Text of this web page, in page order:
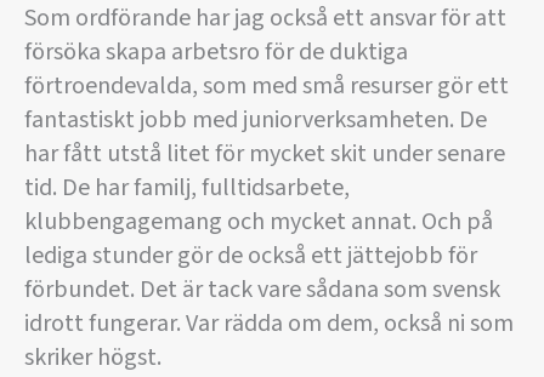
Som ordförande har jag också ett ansvar för att
försöka skapa arbetsro för de duktiga
förtroendevalda, som med små resurser gör ett
fantastiskt jobb med juniorverksamheten. De
har fått utstå litet för mycket skit under senare
tid. De har familj, fulltidsarbete,
klubbengagemang och mycket annat. Och på
lediga stunder gör de också ett jättejobb för
förbundet. Det är tack vare sådana som svensk
idrott fungerar. Var rädda om dem, också ni som
skriker högst.